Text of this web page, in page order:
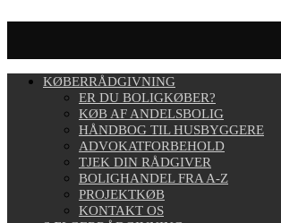
KØBERRÅDGIVNING
ER DU BOLIGKØBER?
KØB AF ANDELSBOLIG
HÅNDBOG TIL HUSBYGGERE
ADVOKATFORBEHOLD
TJEK DIN RÅDGIVER
BOLIGHANDEL FRA A-Z
PROJEKTKØB
KONTAKT OS